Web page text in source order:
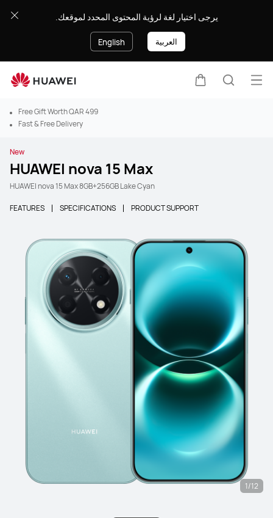
يرجى اختيار لغة لرؤية المحتوى المحدد لموقعك.
English العربية
Free Gift Worth QAR 499
Fast & Free Delivery
New
HUAWEI nova 15 Max
HUAWEI nova 15 Max 8GB+256GB Lake Cyan
FEATURES SPECIFICATIONS PRODUCT SUPPORT
1/12